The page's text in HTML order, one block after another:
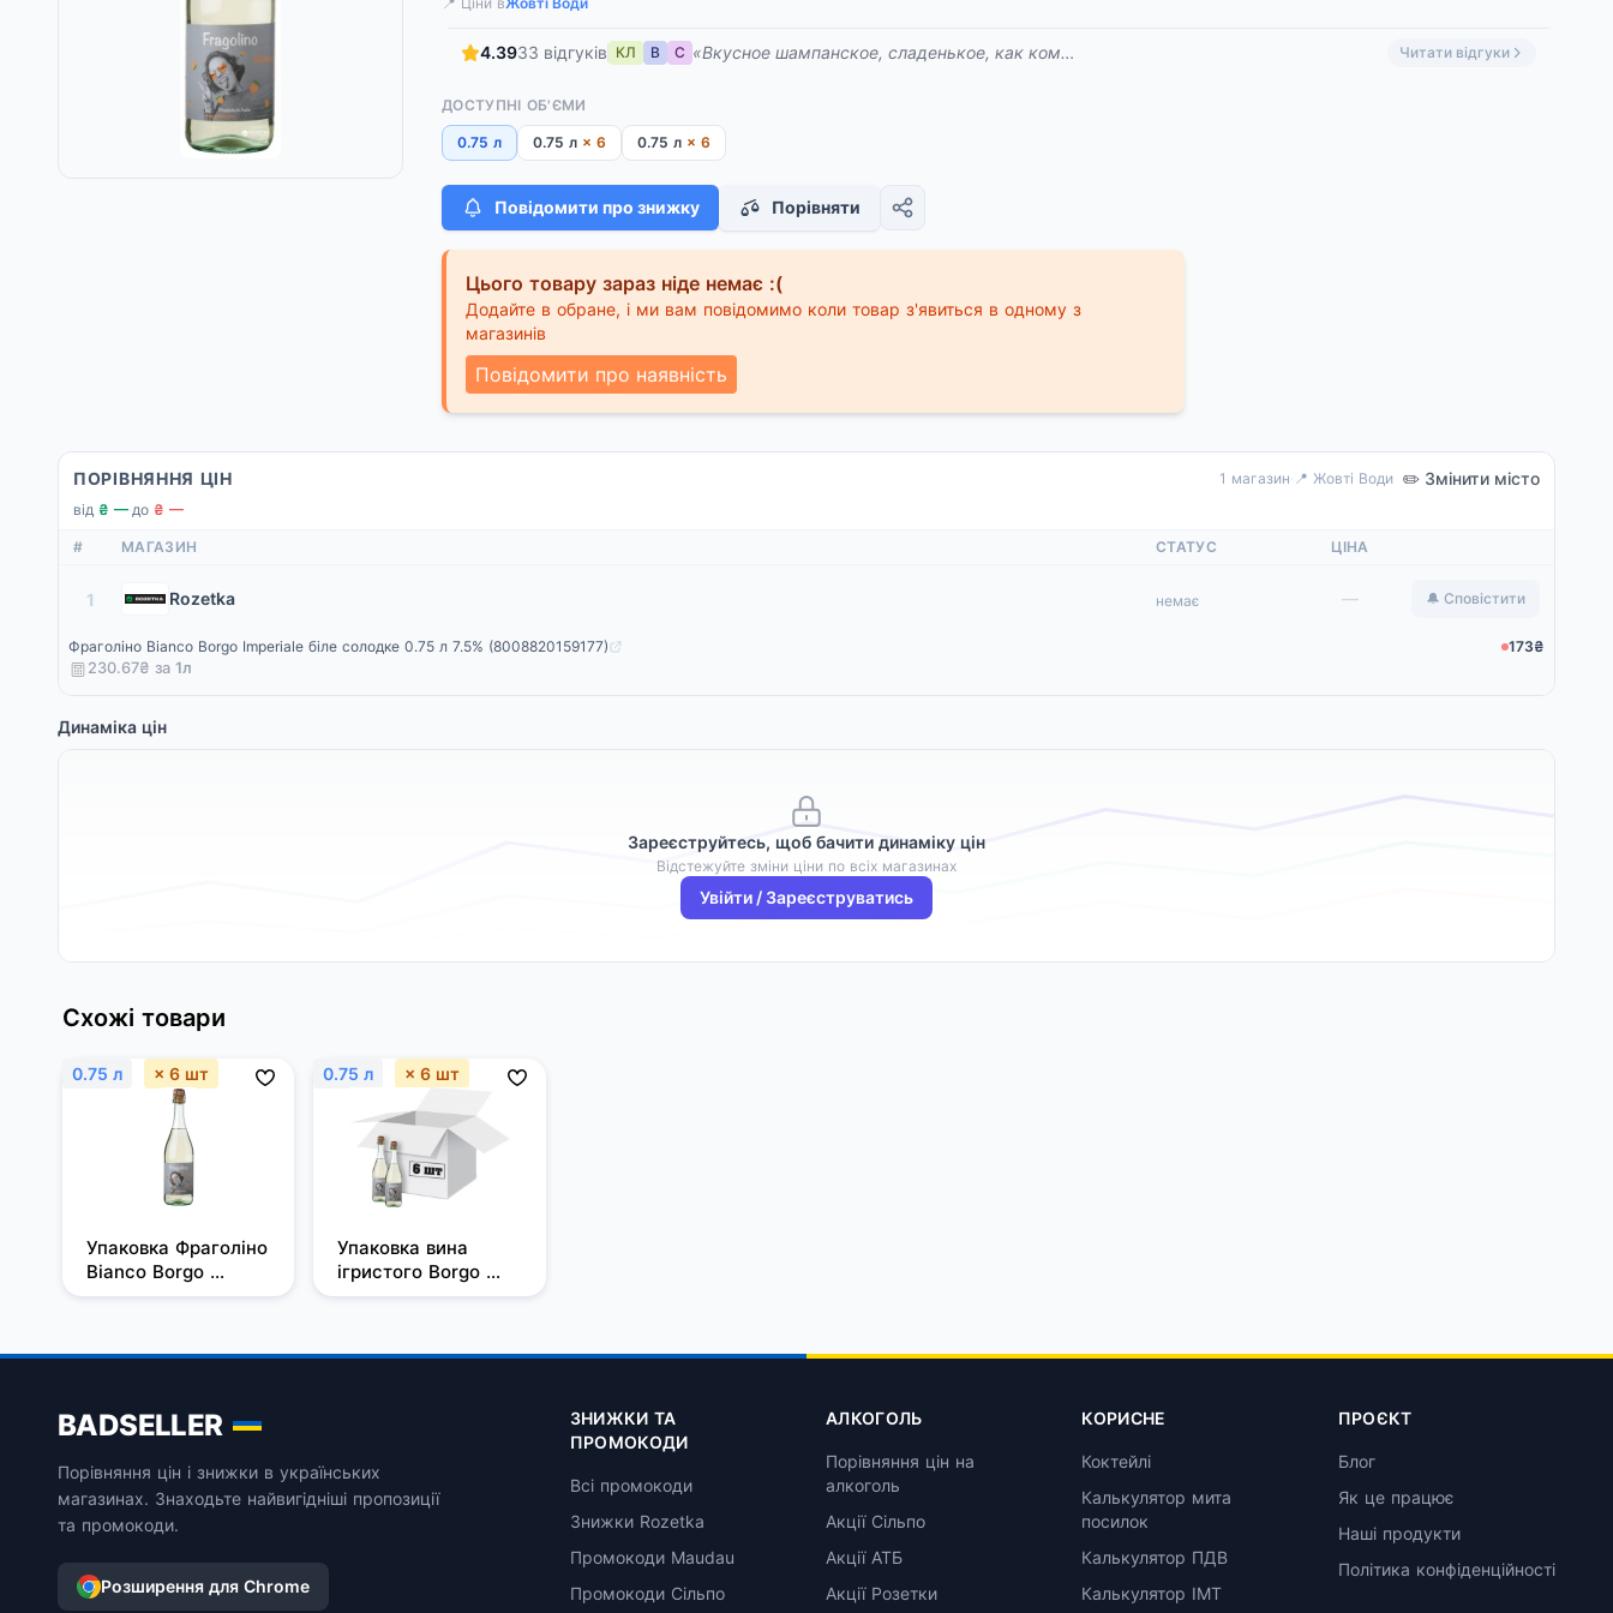
4.3933 відгуків КЛ В С «Вкусное шампанское, сладенькое, как компотик» Читати відгуки
ДОСТУПНІ ОБ'ЄМИ
0.75 л 0.75 л × 6 0.75 л × 6
Повідомити про знижку Порівняти
Цього товару зараз ніде немає :(
Додайте в обране, і ми вам повідомимо коли товар з'явиться в одному з
магазинів
Повідомити про наявність
ПОРІВНЯННЯ ЦІН 1 магазин· 📍 Жовті Води ✏️ Змінити місто
від ₴ —·до ₴ —
# МАГАЗИН СТАТУС ЦІНА
1 Rozetka немає — 🔔 Сповістити
Фраголіно Bianco Borgo Imperiale біле солодке 0.75 л 7.5% (8008820159177)
173₴
230.67₴ за 1л
Динаміка цін
Зареєструйтесь, щоб бачити динаміку цін
Відстежуйте зміни ціни по всіх магазинах
Увійти / Зареєструватись
Схожі товари
0.75 л × 6 шт
Упаковка Фраголіно
Bianco Borgo
Imperiale біле
0.75 л × 6 шт
Упаковка вина
ігристого Borgo
Imperiale Fragolino
BADSELLER
Порівняння цін і знижки в українських
магазинах. Знаходьте найвигідніші пропозиції
та промокоди.
Розширення для Chrome
ЗНИЖКИ ТА
ПРОМОКОДИ
Всі промокоди
Знижки Rozetka
Промокоди Maudau
Промокоди Сільпо
АЛКОГОЛЬ
Порівняння цін на
алкоголь
Акції Сільпо
Акції АТБ
Акції Розетки
КОРИСНЕ
Коктейлі
Калькулятор мита
посилок
Калькулятор ПДВ
Калькулятор ІМТ
ПРОЄКТ
Блог
Як це працює
Наші продукти
Політика конфіденційності